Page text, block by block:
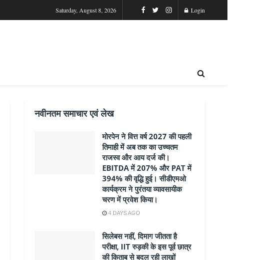
Saturday, August 8, 2026 Login
नवीनतम समाचार एवं लेख
मोरपेन ने वित्त वर्ष 2027 की पहली
तिमाही में अब तक का उच्चतम
राजस्व और आय दर्ज की।
EBITDA में 207% और PAT में
394% की वृद्धि हुई। सीडीएमओ
कार्यक्रम ने पुरंतया व्यावसायीक
चरण में प्रवेश किया।
4 DAYS AGO
सिलेबस नहीं, दिमाग जीतता है
परीक्षा, IIT रुड़की के इस पूर्व छात्र
की किताब से बदल रही लाखों